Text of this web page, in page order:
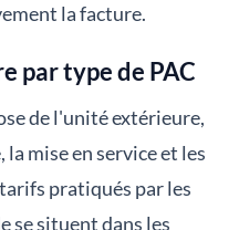
la facture.
par type de PAC
de l'unité extérieure,
mise en service et les
pratiqués par les
se situent dans les